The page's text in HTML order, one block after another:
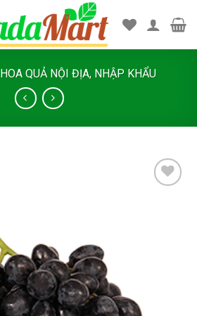
HOA QUẢ NỘI ĐỊA, NHẬP KHẨU